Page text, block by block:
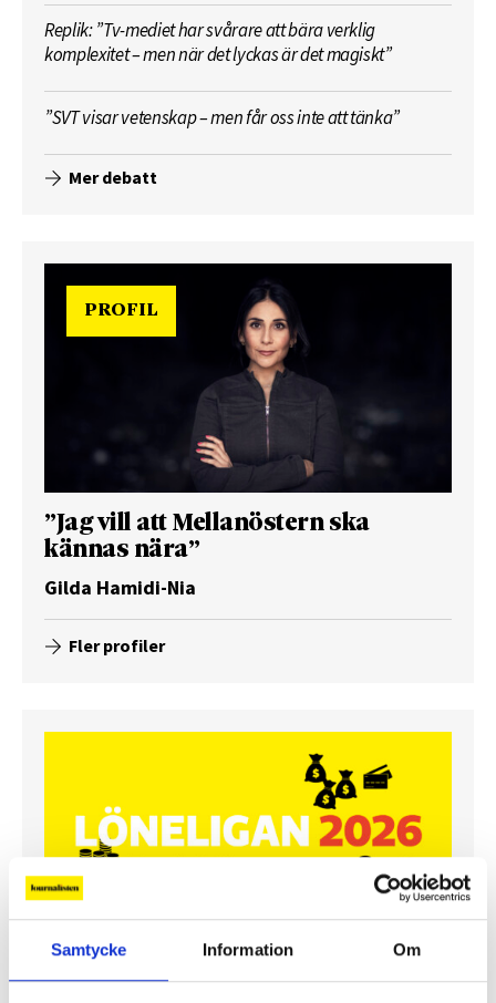
Samtycke Information Om
Replik: ”Tv-mediet har svårare att bära verklig
komplexitet – men när det lyckas är det magiskt”
”SVT visar vetenskap – men får oss inte att tänka”
Mer debatt
PROFIL
”Jag vill att Mellanöstern ska
kännas nära”
Gilda Hamidi-Nia
Fler profiler